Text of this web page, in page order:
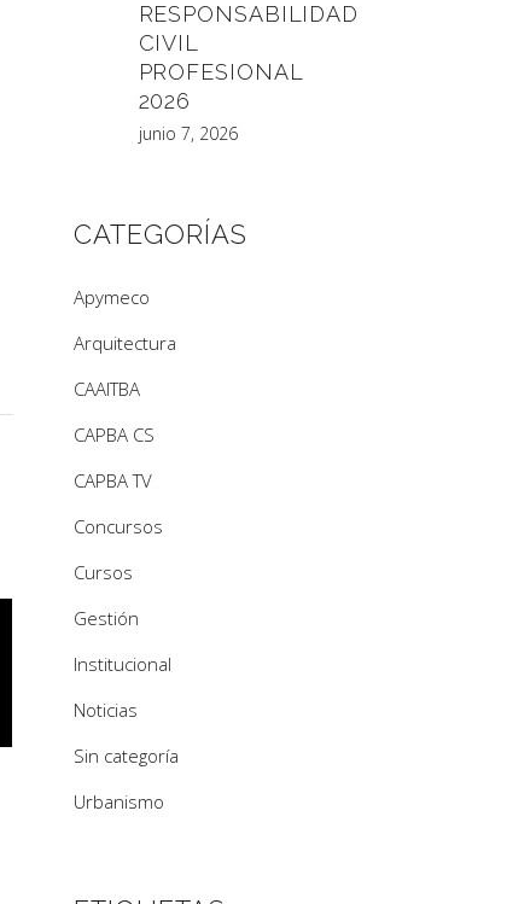
RESPONSABILIDAD
CIVIL
PROFESIONAL
2026
junio 7, 2026
CATEGORÍAS
Apymeco
Arquitectura
CAAITBA
CAPBA CS
CAPBA TV
Concursos
Cursos
Gestión
Institucional
Noticias
Sin categoría
Urbanismo